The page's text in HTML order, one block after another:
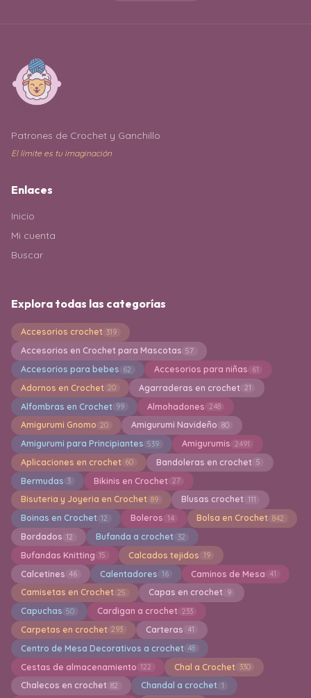
Patrones de Crochet y Ganchillo
El límite es tu imaginación
Enlaces
Inicio
Mi cuenta
Buscar
Explora todas las categorías
Accesorios crochet 319
Accesorios en Crochet para Mascotas 57
Accesorios para bebes 62 Accesorios para niñas 61
Adornos en Crochet 20 Agarraderas en crochet 21
Alfombras en Crochet 99 Almohadones 248
Amigurumi Gnomo 20 Amigurumi Navideño 80
Amigurumi para Principiantes 539 Amigurumis 2491
Aplicaciones en crochet 60 Bandoleras en crochet 5
Bermudas 3 Bikinis en Crochet 27
Bisuteria y Joyeria en Crochet 89 Blusas crochet 111
Boinas en Crochet 12 Boleros 14 Bolsa en Crochet 842
Bordados 12 Bufanda a crochet 32
Bufandas Knitting 15 Calcados tejidos 19
Calcetines 46 Calentadores 16 Caminos de Mesa 41
Camisetas en Crochet 25 Capas en crochet 9
Capuchas 50 Cardigan a crochet 233
Carpetas en crochet 293 Carteras 41
Centro de Mesa Decorativos a crochet 48
Cestas de almacenamiento 122 Chal a Crochet 330
Chalecos en crochet 82 Chandal a crochet 1